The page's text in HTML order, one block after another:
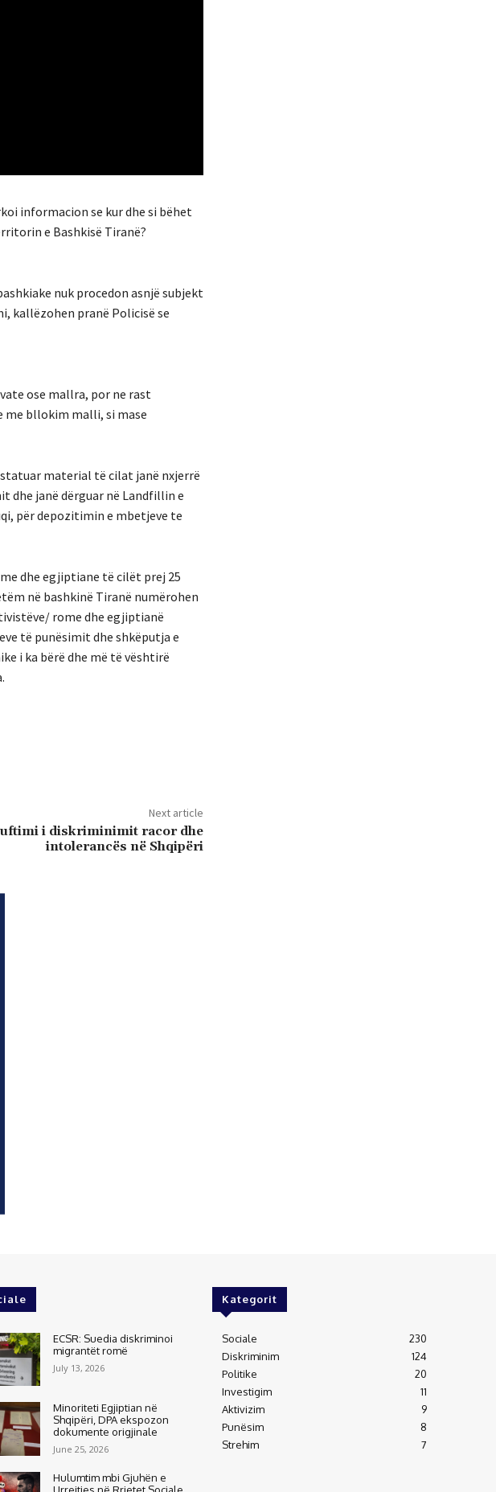
informacion se kur dhe si bëhet
e Bashkisë Tiranë?
nuk procedon asnjë subjekt
kallëzohen pranë Policisë se
ose mallra, por ne rast
bllokim malli, si mase
material të cilat janë nxjerrë
dhe janë dërguar në Landfillin e
për depozitimin e mbetjeve te
dhe egjiptiane të cilët prej 25
në bashkinë Tiranë numërohen
rome dhe egjiptianë
të punësimit dhe shkëputja e
i ka bërë dhe më të vështirë
Next article
i diskriminimit racor dhe
intolerancës në Shqipëri
ECSR: Suedia diskriminoi
migrantët romë
July 13, 2026
Minoriteti Egjiptian në
Shqipëri, DPA ekspozon
dokumente origjinale
June 25, 2026
Hulumtim mbi Gjuhën e
Kategorit
Sociale
230
Diskriminim
124
Politike
20
Investigim
11
Aktivizim
9
Punësim
8
Strehim
7